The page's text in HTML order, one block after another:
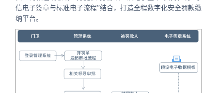
信电子签章与标准电子流程”结合，打造全程数字化安全罚款缴
纳平台。